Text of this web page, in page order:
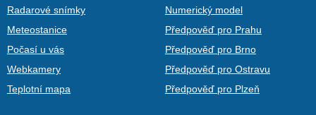
Radarové snímky
Meteostanice
Počasí u vás
Webkamery
Teplotní mapa
Numerický model
Předpověď pro Prahu
Předpověď pro Brno
Předpověď pro Ostravu
Předpověď pro Plzeň